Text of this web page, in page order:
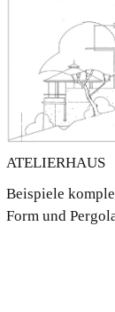
ATELIERHAUS
Beispiele
Form und